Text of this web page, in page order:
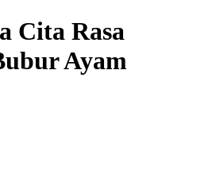
Cita Rasa
Ayam